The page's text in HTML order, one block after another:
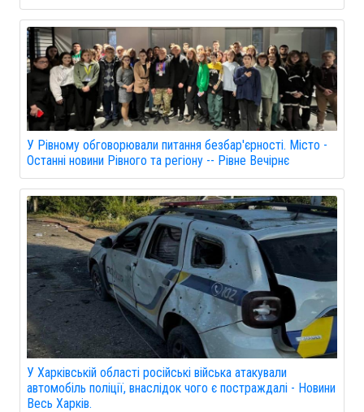
У Рівному обговорювали питання безбар'єрності. Місто -
Останні новини Рівного та регіону -- Рівне Вечірнє
У Харківській області російські війська атакували
автомобіль поліції, внаслідок чого є постраждалі - Новини
Весь Харків.